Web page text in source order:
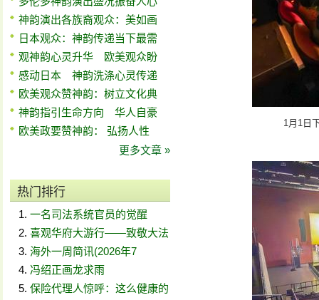
神韵演出各族裔观众：美如画
日本观众：神韵传递当下最需
观神韵心灵升华 欧美观众盼
感动日本 神韵洗涤心灵传递
欧美观众赞神韵：树立文化典
神韵指引生命方向 华人自豪
欧美政要赞神韵： 弘扬人性
更多文章 »
热门排行
一名司法系统官员的觉醒
喜观华府大游行——致敬大法
海外一周简讯(2026年7
冯绍正画龙求雨
保险代理人惊呼：这么健康的
1月1日